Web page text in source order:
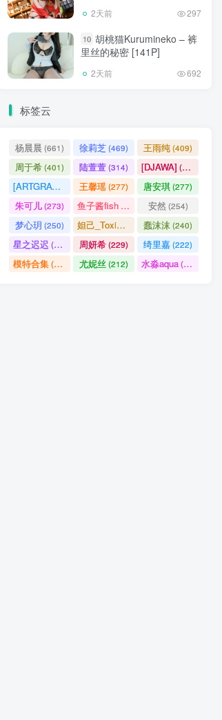
2天前 297
10 胡桃猫Kurumineko – 裤
里丝的秘密 [141P]
2天前 692
标签云
杨晨晨 (661) 徐莉芝(469) 王雨纯(409)
周于希(401) 陆萱萱(314) [DJAWA] (290)
[ARTGRAVIA] (290)
王馨瑶(277) 唐安琪(277)
朱可儿(273) 鱼子酱fish 安然(254)
梦心玥 (250) 妲己_Toxic(247)蠢沫沫(240)
星之迟迟 (238) 周妍希(229) 绮里嘉(222)
模特合集(218) 尤妮丝 (212) 水淼aqua(172)